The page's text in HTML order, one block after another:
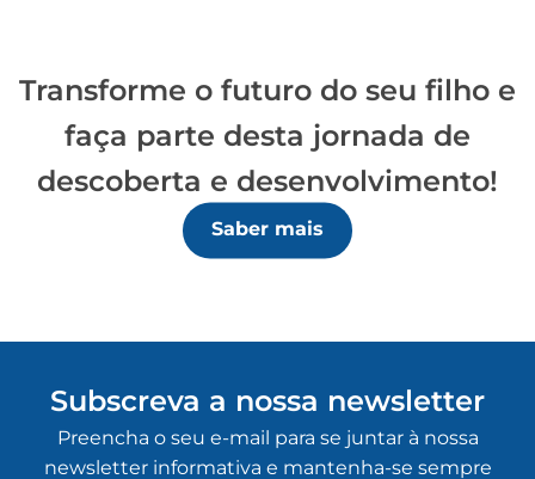
2024-02-17 LER MAIS
Transforme o futuro do seu filho e
faça parte desta jornada de
descoberta e desenvolvimento!
Saber mais
Subscreva a nossa newsletter
Preencha o seu e-mail para se juntar à nossa
newsletter informativa e mantenha-se sempre